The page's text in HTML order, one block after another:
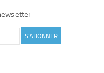
S'ABONNER